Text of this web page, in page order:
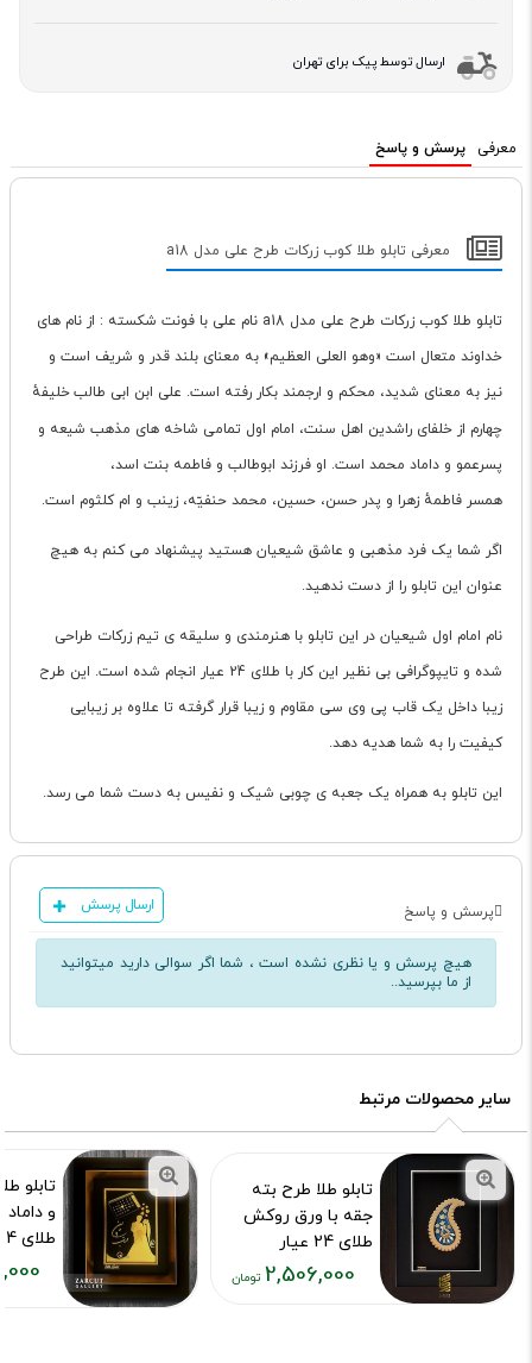
ارسال توسط پیک برای تهران
معرفی پرسش و پاسخ
معرفی تابلو طلا کوب زرکات طرح علی مدل a18
تابلو طلا کوب زرکات طرح علی مدل a18 نام علی با فونت شکسته : از نام های
خداوند متعال است «وهو العلی العظیم» به معنای بلند قدر و شریف است و
نیز به معنای شدید، محکم و ارجمند بکار رفته است. علی ابن ابی طالبخلیفهٔ
چهارم از خلفای راشدین اهل سنت، امام اول تمامی شاخه های مذهب شیعه و
پسرعمو و داماد محمد است. او فرزند ابوطالب و فاطمه بنت اسد،
همسر فاطمهٔ زهرا و پدر حسن، حسین، محمد حنفیّه، زینب و ام کلثوم است.
اگر شما یک فرد مذهبی و عاشق شیعیان هستید پیشنهاد می کنم به هیچ
عنوان این تابلو را از دست ندهید.
نام امام اول شیعیان در این تابلو با هنرمندی و سلیقه ی تیم زرکات طراحی
شده و تایپوگرافی بی نظیر این کار با طلای 24 عیار انجام شده است. این طرح
زیبا داخل یک قاب پی وی سی مقاوم و زیبا قرار گرفته تا علاوه بر زیبایی
کیفیت را به شما هدیه دهد.
این تابلو به همراه یک جعبه ی چوبی شیک و نفیس به دست شما می رسد.
پرسش و پاسخ ارسال پرسش
هیچ پرسش و یا نظری نشده است ، شما اگر سوالی دارید میتوانید
از ما بپرسید..
سایر محصولات مرتبط
تابلو طلا طرح بته
جقه با ورق روکش
طلای 24 عیار
کد محصول :7021
2,506,000
تابلو
و
طلای 24 عیار
کد محصول